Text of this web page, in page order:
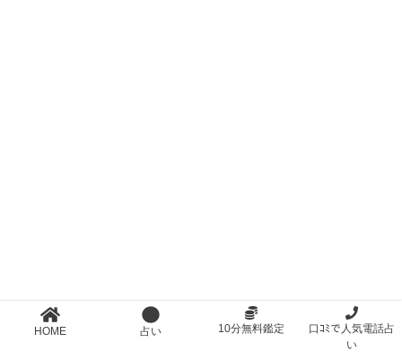
HOME 占い 10分無料鑑定
口ｺﾐで人気電話占
い